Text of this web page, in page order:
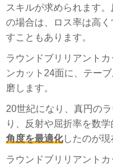
スキルが求められます
の場合は、ロス率は高
すこともあります。
ラウンドブリリアント
ンカット24面に、テー
磨します。
20世紀になり、真円の
り、反射や屈折率を数
角度を最適化したのが現
ラウンドブリリアント